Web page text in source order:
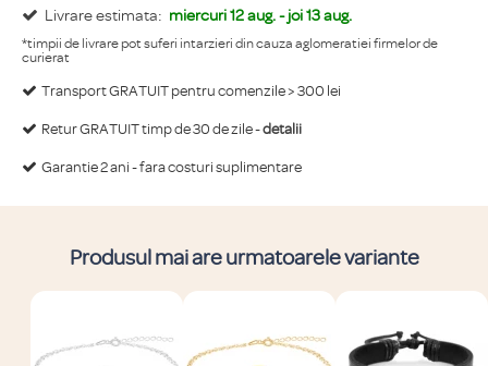
Livrare estimata: miercuri 12 aug. - joi 13 aug.
*timpii de livrare pot suferi intarzieri din cauza aglomeratiei firmelor de
curierat
Transport GRATUIT pentru comenzile > 300 lei
Retur GRATUIT timp de 30 de zile -detalii
Garantie 2 ani - fara costuri suplimentare
Produsul mai are urmatoarele variante